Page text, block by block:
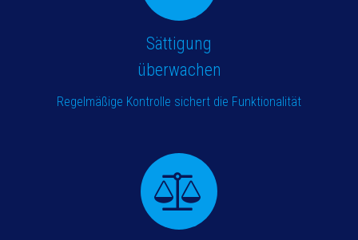
Sättigung
überwachen
Regelmäßige Kontrolle sichert die Funktionalität